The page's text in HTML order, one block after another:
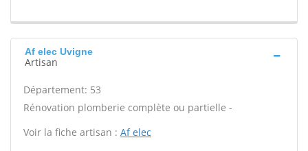
Af elec Uvigne
Artisan
Département: 53
Rénovation plomberie complète ou partielle -
Voir la fiche artisan : Af elec